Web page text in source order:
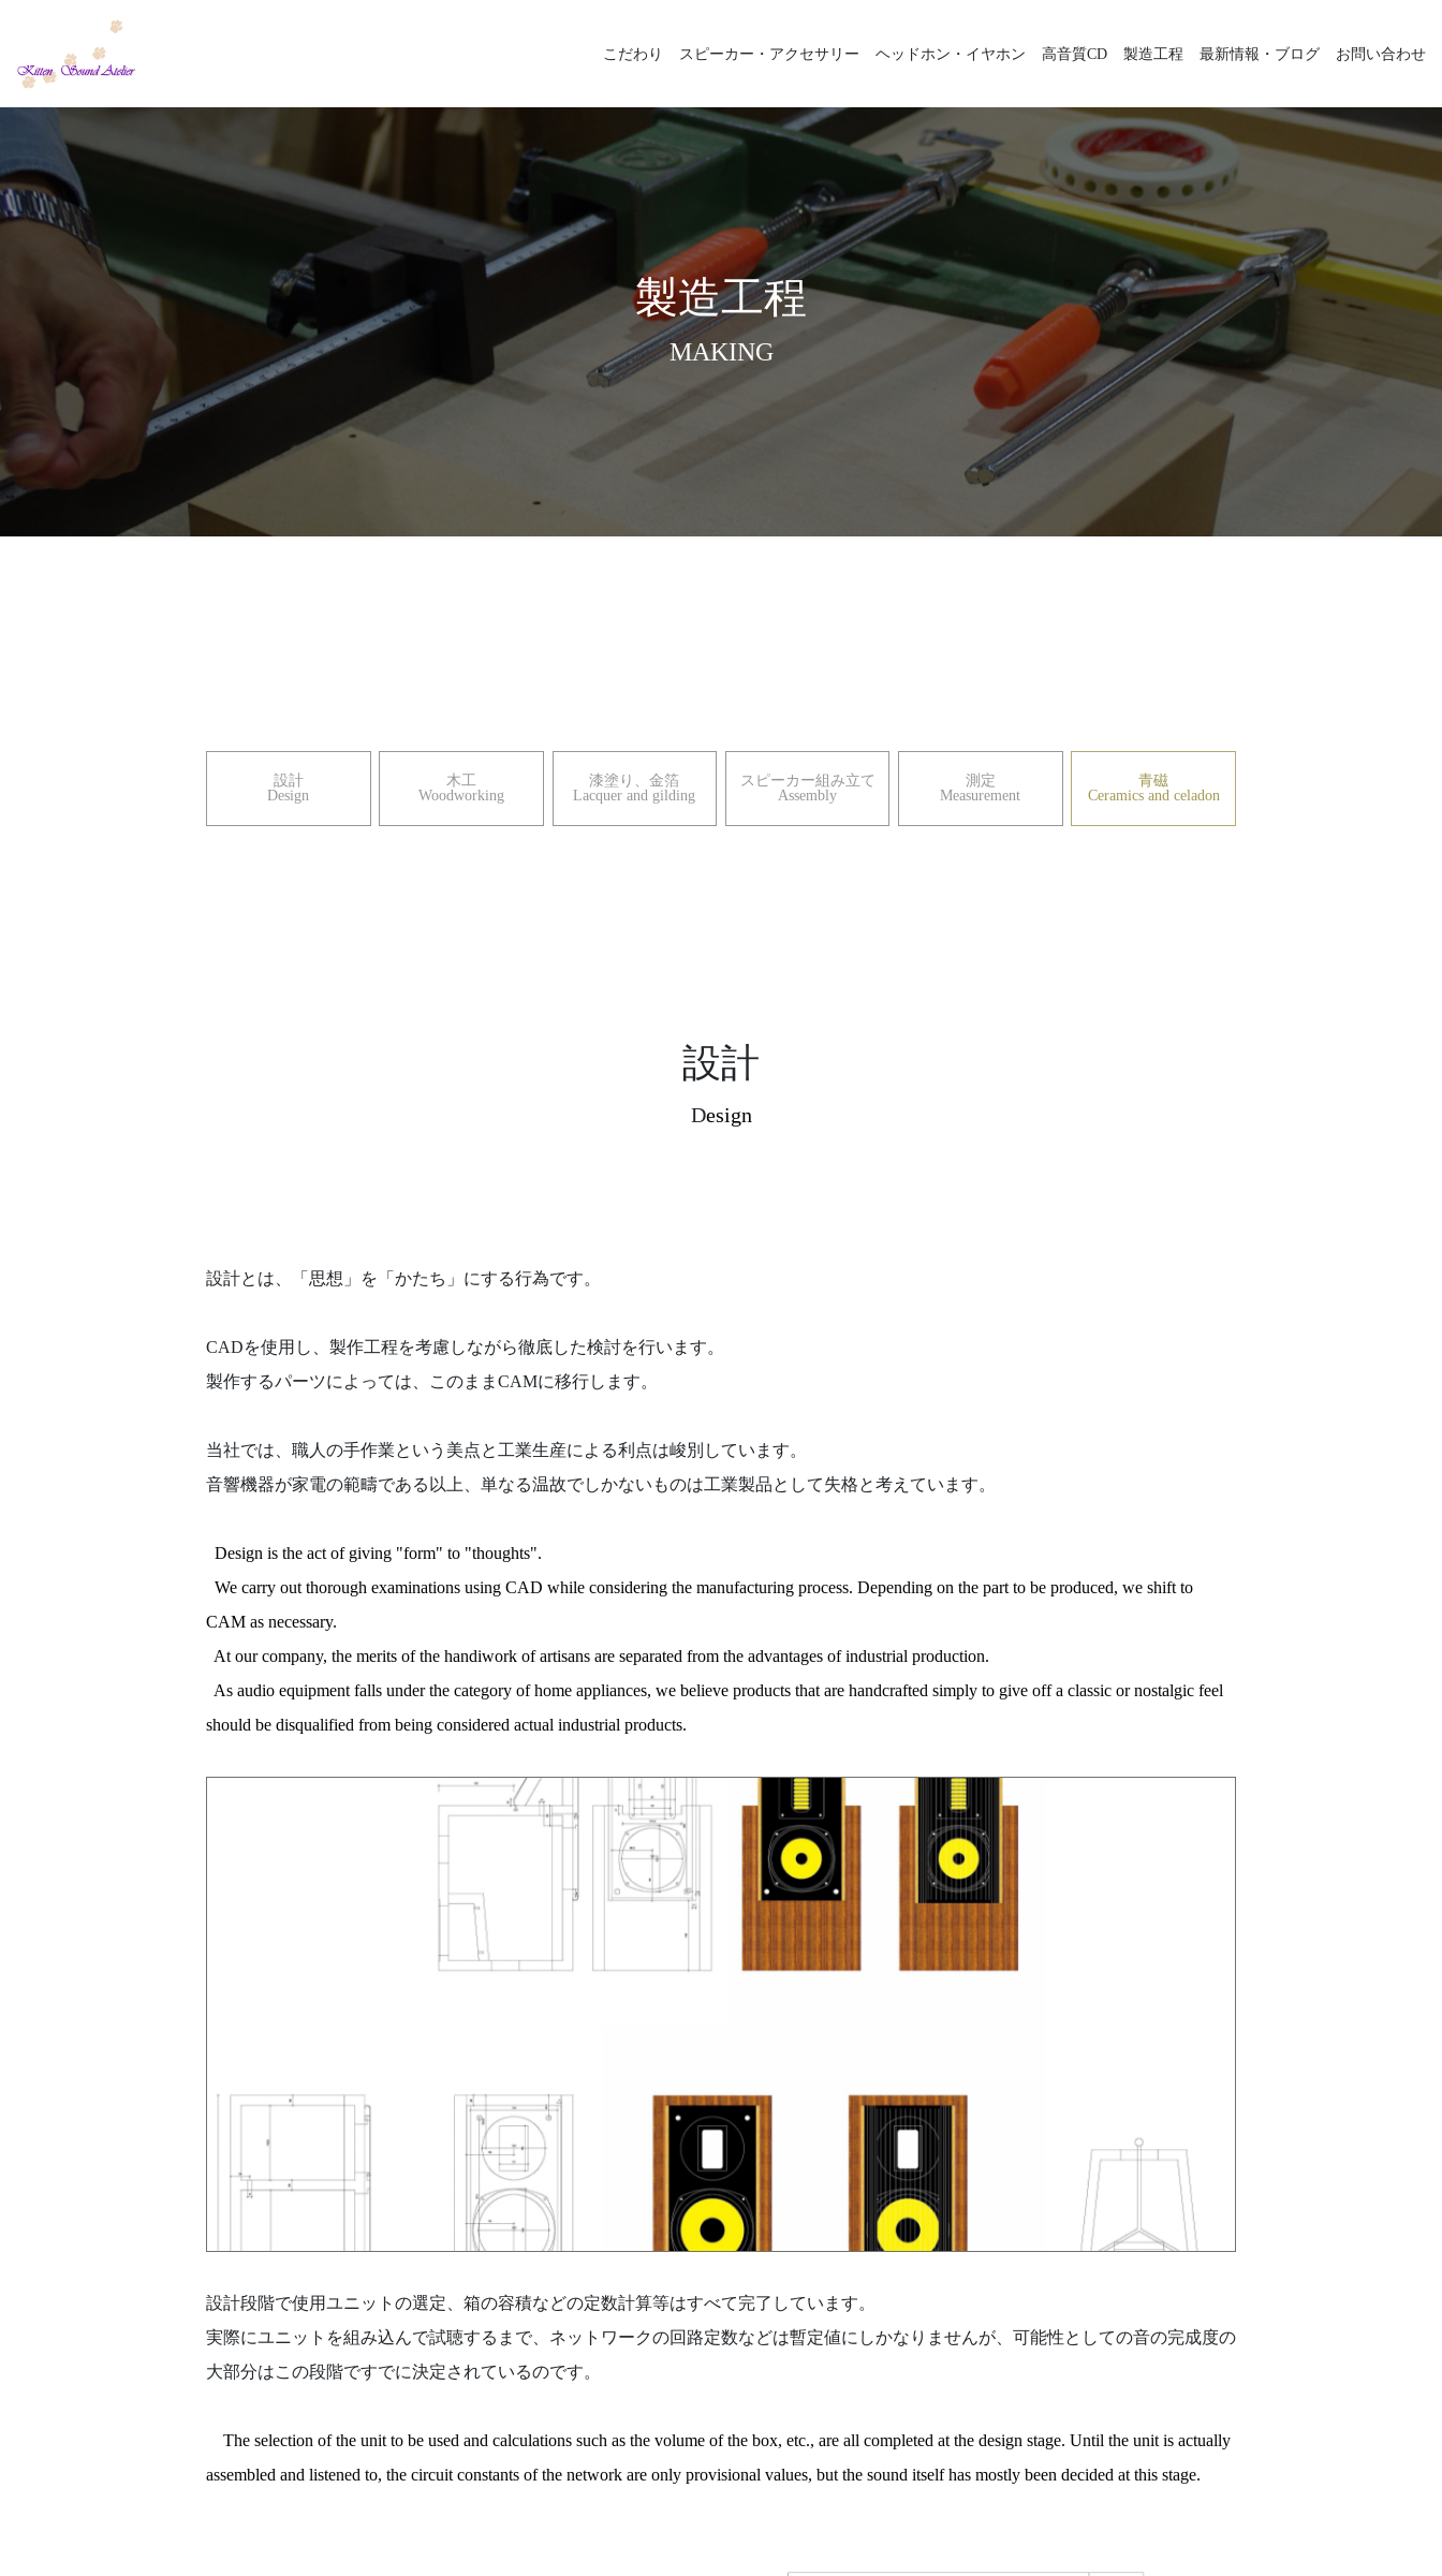
こだわり スピーカー・アクセサリー ヘッドホン・イヤホン 高音質CD 製造工程 最新情報・ブログ お問い合わせ
製造工程
MAKING
設計
​​Design
木工
​​​​​​​Woodworking
漆塗り、金箔
Lacquer and gilding
スピーカー組み立て
​​​​​​​Assembly
測定
Measurement
青磁
Ceramics and celadon
設計
Design
設計とは、「思想」を「かたち」にする行為です。
CADを使用し、製作工程を考慮しながら徹底した検討を行います。
製作するパーツによっては、このままCAMに移行します。
当社では、職人の手作業という美点と工業生産による利点は峻別しています。
音響機器が家電の範疇である以上、単なる温故でしかないものは工業製品として失格と考えています。
Design is the act of giving "form" to "thoughts".
We carry out thorough examinations using CAD while considering the manufacturing process. Depending on the part to be produced, we shift to
CAM as necessary.
At our company, the merits of the handiwork of artisans are separated from the advantages of industrial production.
As audio equipment falls under the category of home appliances, we believe products that are handcrafted simply to give off a classic or nostalgic feel
should be disqualified from being considered actual industrial products.
設計段階で使用ユニットの選定、箱の容積などの定数計算等はすべて完了しています。
実際にユニットを組み込んで試聴するまで、ネットワークの回路定数などは暫定値にしかなりませんが、可能性としての音の完成度の
大部分はこの段階ですでに決定されているのです。
The selection of the unit to be used and calculations such as the volume of the box, etc., are all completed at the design stage. Until the unit is actually
assembled and listened to, the circuit constants of the network are only provisional values, but the sound itself has mostly been decided at this stage.